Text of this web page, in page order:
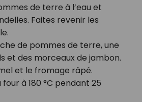
de terre à l’eau et
Faites revenir les
de pommes de terre, une
et des morceaux de jambon.
et le fromage râpé.
à 180 °C pendant 25